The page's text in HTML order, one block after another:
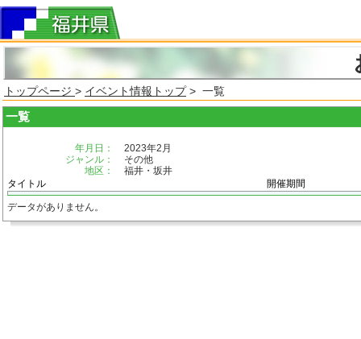
トップページ > イベント情報トップ> 一覧
一覧
年月日：
2023年2月
ジャンル：
その他
地区：
福井・坂井
タイトル
開催期間
データがありません。